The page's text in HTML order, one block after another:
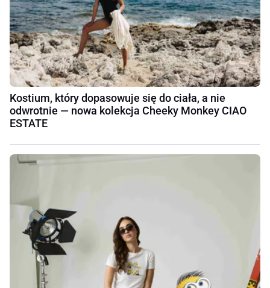
Kostium, który dopasowuje się do ciała, a nie
odwrotnie — nowa kolekcja Cheeky Monkey CIAO
ESTATE